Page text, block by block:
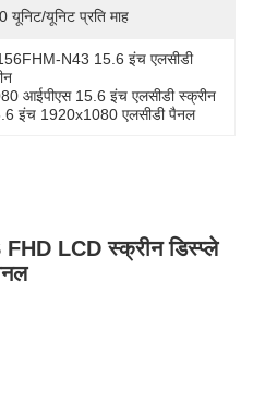
यूनिट/यूनिट प्रति माह
N43 15.6 इंच एलसीडी
आईपीएस 15.6 इंच एलसीडी स्क्रीन
इंच 1920x1080 एलसीडी पैनल
LCD स्क्रीन डिस्प्ले